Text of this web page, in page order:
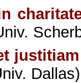
Dallas)